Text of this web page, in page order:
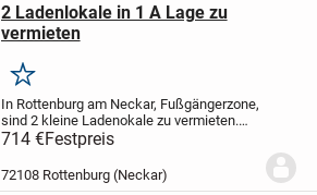
2 Ladenlokale in 1 A Lage zu
vermieten
Merken
In Rottenburg am Neckar, Fußgängerzone,
sind 2 kleine Ladenokale zu vermieten.
Laden 1 MK hat 2 große Schaufenster, ca.
30 qm Nutzfläche, Waschbecken,
Nachtspeicherheizung. Ladenlokal 2 M
hat 1 großes...
714 €Festpreis
72108 Rottenburg (Neckar)